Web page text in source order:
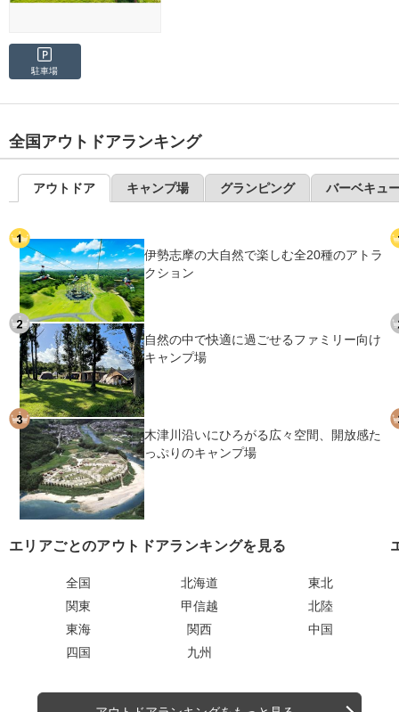
駐車場
全国アウトドアランキング
アウトドア キャンプ場 グランピング バーベキュ
伊勢志摩の大自然で楽しむ全20種のアトラ
クション
自然の中で快適に過ごせるファミリー向け
キャンプ場
木津川沿いにひろがる広々空間、開放感た
っぷりのキャンプ場
エリアごとのアウトドアランキングを見る
全国 北海道
東北
関東
甲信越
北陸
東海
関西
中国
四国
九州